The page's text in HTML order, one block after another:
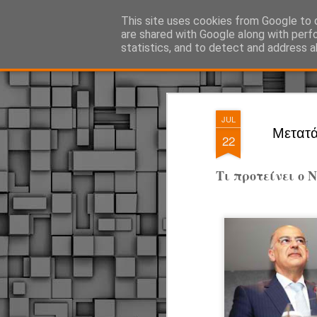
JUL
22
Τι προτείνει ο
This site uses cookies from Google to
are shared with Google along with
statistics, and to detect and address
ΔΗΜΟΤΙΚΗ ΑΣΤΥΝΟΜΙΑ, τα νέα!